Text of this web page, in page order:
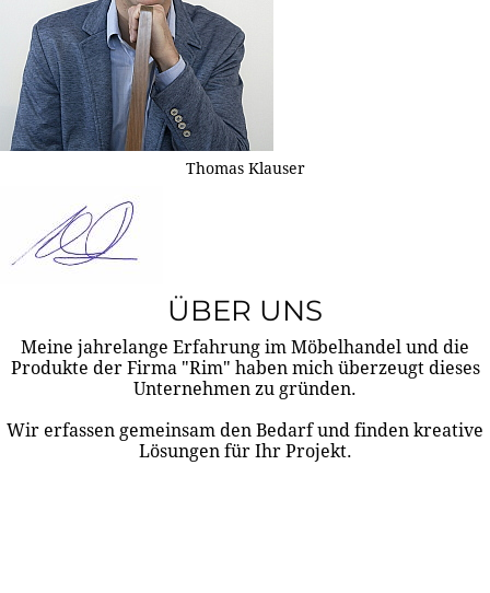
Thomas Klauser
ÜBER UNS
Meine jahrelange Erfahrung im Möbelhandel und die
Produkte der Firma "Rim" haben mich überzeugt dieses
Unternehmen zu gründen.
Wir erfassen gemeinsam den Bedarf und finden kreative
Lösungen für Ihr Projekt.